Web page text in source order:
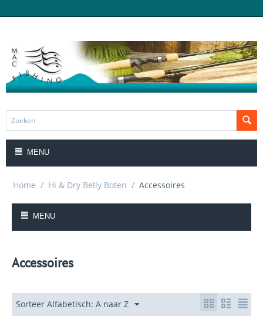
MENU
Home / Hi & Dry Belly Boten / Accessoires
MENU
Accessoires
Sorteer Alfabetisch: A naar Z